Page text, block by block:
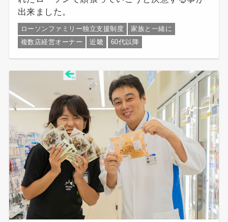
出来ました。
ローソンファミリー独立支援制度
家族と一緒に
複数店経営オーナー
近畿 60代以降